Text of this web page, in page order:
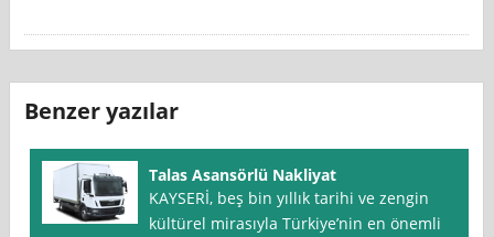
Benzer yazılar
Talas Asansörlü Nakliyat
KAYSERİ, beş bin yıllık tarihi ve zengin
kültürel mirasıyla Türkiye’nin en önemli